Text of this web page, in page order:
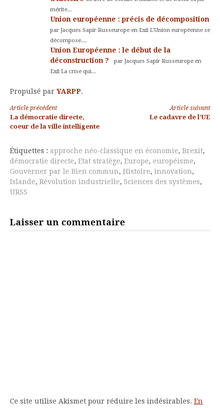
mérite...
Union européenne : précis de décomposition
par Jacques Sapir Russeurope en Exil L’Union européenne se
décompose....
Union Européenne : le début de la
déconstruction ?
par Jacques Sapir Russeurope en
Exil La crise qui...
Propulsé par YARPP.
Lire
la
suite
Article précédent
La démocratie directe,
coeur de la ville intelligente
Article suivant
Le cadavre de l’UE
Étiquettes : approche néo-classique en économie, Brexit,
démocratie directe, Etat stratège, Europe, européisme,
Gouverner par le Bien commun, Histoire, innovation,
Islande, Révolution industrielle, Sciences des systèmes,
URSS
Laisser un commentaire
Ce site utilise Akismet pour réduire les indésirables. En